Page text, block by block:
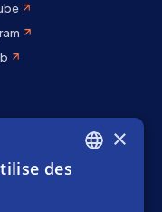
×
des